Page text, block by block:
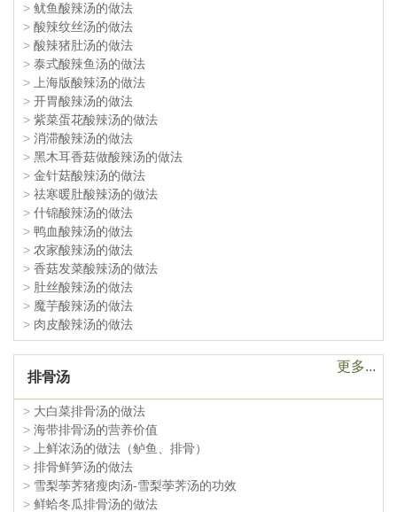
> 鱿鱼酸辣汤的做法
> 酸辣纹丝汤的做法
> 酸辣猪肚汤的做法
> 泰式酸辣鱼汤的做法
>
上海版酸辣汤的做法
> 开胃酸辣汤的做法
> 紫菜蛋花酸辣汤的做法
> 消滞酸辣汤的做法
> 黑木耳香菇做酸辣汤的做法
> 金针菇酸辣汤的做法
> 祛寒暖肚酸辣汤的做法
> 什锦酸辣汤的做法
> 鸭血酸辣汤的做法
> 农家酸辣汤的做法
> 香菇发菜酸辣汤的做法
> 肚丝酸辣汤的做法
> 魔芋酸辣汤的做法
> 肉皮酸辣汤的做法
排骨汤
更多...
> 大白菜排骨汤的做法
> 海带排骨汤的营养价值
>
上鲜浓汤的做法（鲈鱼、排骨）
> 排骨鲜笋汤的做法
> 雪梨荸荠猪瘦肉汤-雪梨荸荠汤的功效
> 鲜蛤冬瓜排骨汤的做法